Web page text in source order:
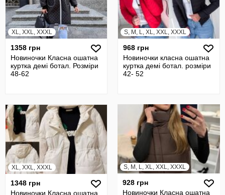
XL, XXL, XXXL
1358 грн
Новиночки Класна ошатна
куртка демі ботал. Розміри
48-62
S, M, L, XL, XXL, XXXL
968 грн
Новиночки класна ошатна
куртка демі ботал. розміри
42- 52
XL, XXL, XXXL
1348 грн
Новиночки Класна ошатна
S, M, L, XL, XXL, XXXL
928 грн
Новиночки Класна ошатна